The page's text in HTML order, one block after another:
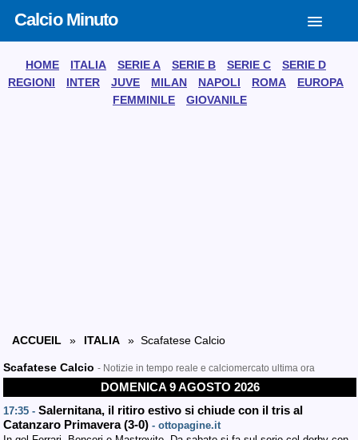
Calcio Minuto
HOME ITALIA SERIE A SERIE B SERIE C
SERIE D
REGIONI
INTER JUVE MILAN NAPOLI ROMA
EUROPA
FEMMINILE
GIOVANILE
ACCUEIL » ITALIA » Scafatese Calcio
Scafatese Calcio - Notizie in tempo reale e calciomercato ultima ora
DOMENICA 9 AGOSTO 2026
17:35 - Salernitana, il ritiro estivo si chiude con il tris al
Catanzaro Primavera (3-0) - ottopagine.it